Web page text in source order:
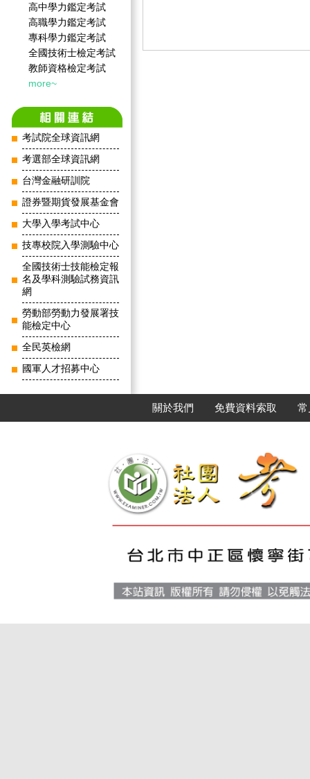
高中學力鑑定考試
高職學力鑑定考試
專科學力鑑定考試
全國技術士檢定考試
教師資格檢定考試
more~
考試院全球資訊網
考選部全球資訊網
台灣金融研訓院
證券暨期貨發展基金會
大學入學考試中心
技專校院入學測驗中心
全國技術士技能檢定報
名及學科測驗試務資訊
網
勞動部勞動力發展署技
能檢定中心
全民英檢網
國軍人才招募中心
關於我們 免費資料索取 常